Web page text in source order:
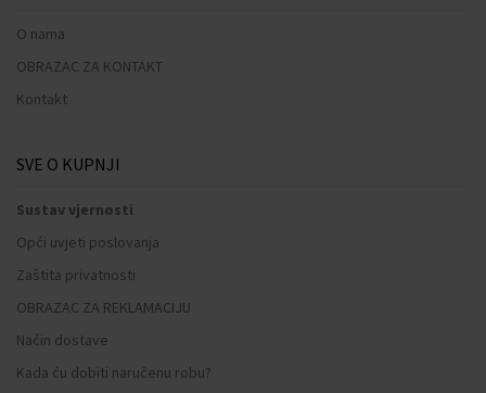
O nama
OBRAZAC ZA KONTAKT
Kontakt
SVE O KUPNJI
Sustav vjernosti
Opći uvjeti poslovanja
Zaštita privatnosti
OBRAZAC ZA REKLAMACIJU
Način dostave
Kada ću dobiti naručenu robu?